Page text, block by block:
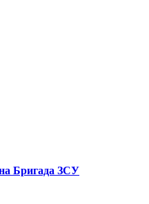
Бригада ЗСУ